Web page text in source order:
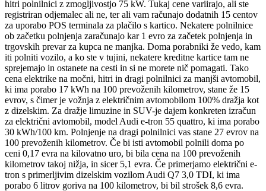
hitri polnilnici z zmogljivostjo 75 kW. Tukaj cene variirajo, ali ste
registriran odjemalec ali ne, ter ali vam računajo dodatnih 15 centov
za uporabo POS terminala za plačilo s kartico. Nekatere polnilnice
ob začetku polnjenja zaračunajo kar 1 evro za začetek polnjenja in
trgovskih prevar za kupca ne manjka. Doma porabniki že vedo, kam
iti polniti vozilo, a ko ste v tujini, nekatere kreditne kartice tam ne
sprejemajo in ostanete na cesti in si ne morete nič pomagati. Tako
cena elektrike na močni, hitri in dragi polnilnici za manjši avtomobil,
ki ima porabo 17 kWh na 100 prevoženih kilometrov, stane že 15
evrov, s čimer je vožnja z električnim avtomobilom 100% dražja kot
z dizelskim. Za dražje limuzine in SUV-je dajem konkreten izračun
za električni avtomobil, model Audi e-tron 55 quattro, ki ima porabo
30 kWh/100 km. Polnjenje na dragi polnilnici vas stane 27 evrov na
100 prevoženih kilometrov. Če bi isti avtomobil polnili doma po
ceni 0,17 evra na kilovatno uro, bi bila cena na 100 prevoženih
kilometrov takoj nižja, in sicer 5,1 evra. Če primerjamo električni e-
tron s primerljivim dizelskim vozilom Audi Q7 3,0 TDI, ki ima
porabo 6 litrov goriva na 100 kilometrov, bi bil strošek 8,6 evra.